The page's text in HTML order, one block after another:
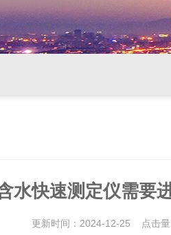
水快速测定仪需要
更新时间：2024-12-25 点击量